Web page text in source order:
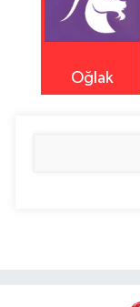
Oğlak